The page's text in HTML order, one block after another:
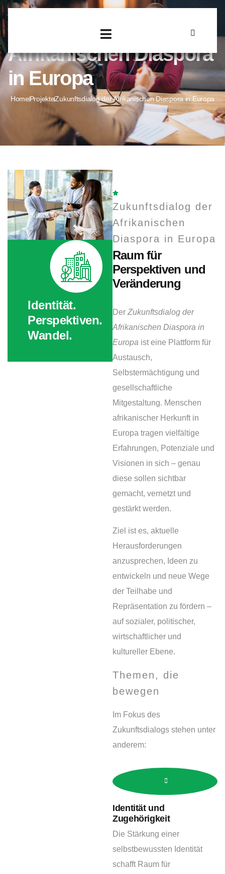
Zukunftsdialog der
Afrikanischen Diaspora
in Europa
HomeProjekteZukunftsdialog der Afrikanischen Diaspora in Europa
Identität.
Perspektiven.
Wandel.
Zukunftsdialog der
Afrikanischen
Diaspora in Europa
Raum für
Perspektiven und
Veränderung
Der Zukunftsdialog der
Afrikanischen Diaspora in
Europa ist eine Plattform für
Austausch,
Selbstermächtigung und
gesellschaftliche
Mitgestaltung. Menschen
afrikanischer Herkunft in
Europa tragen vielfältige
Erfahrungen, Potenziale und
Visionen in sich – genau
diese sollen sichtbar
gemacht, vernetzt und
gestärkt werden.
Ziel ist es, aktuelle
Herausforderungen
anzusprechen, Ideen zu
entwickeln und neue Wege
der Teilhabe und
Repräsentation zu fördern –
auf sozialer, politischer,
wirtschaftlicher und
kultureller Ebene.
Themen, die
bewegen
Im Fokus des
Zukunftsdialogs stehen unter
anderem:
Identität und
Zugehörigkeit
Die Stärkung einer
selbstbewussten Identität
schafft Raum für